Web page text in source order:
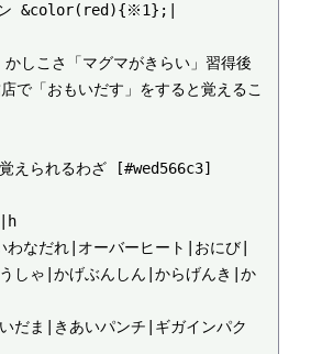
ン &color(red){※1};|
こさ「マグマがきらい」習得後
で「おもいだす」をすると覚えるこ
えられるわざ [#wed566c3]
わなだれ|オーバーヒート|おにび|
しゃ|かげぶんしん|からげんき|か
だま|きあいパンチ|ギガインパク